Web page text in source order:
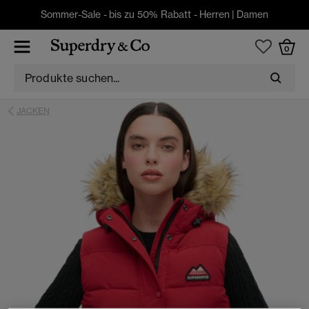
Sommer-Sale - bis zu 50% Rabatt - Herren | Damen
0
JACKEN